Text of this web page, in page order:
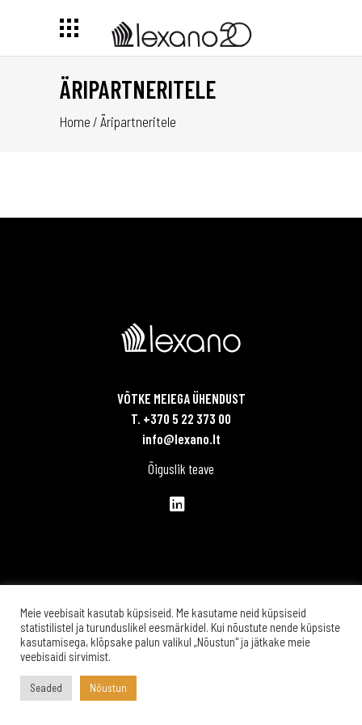
ÄRIPARTNERITELE
Home / Äripartneritele
VÕTKE MEIEGA ÜHENDUST
T. +370 5 22 373 00
info@lexano.lt
Õiguslik teave
Meie veebisait kasutab küpsiseid. Me kasutame neid küpsiseid
statistilistel ja turunduslikel eesmärkidel. Kui nõustute nende küpsiste
kasutamisega, klõpsake palun valikul „Nõustun" ja jätkake meie
veebisaidi sirvimist.
Seaded Nõustun